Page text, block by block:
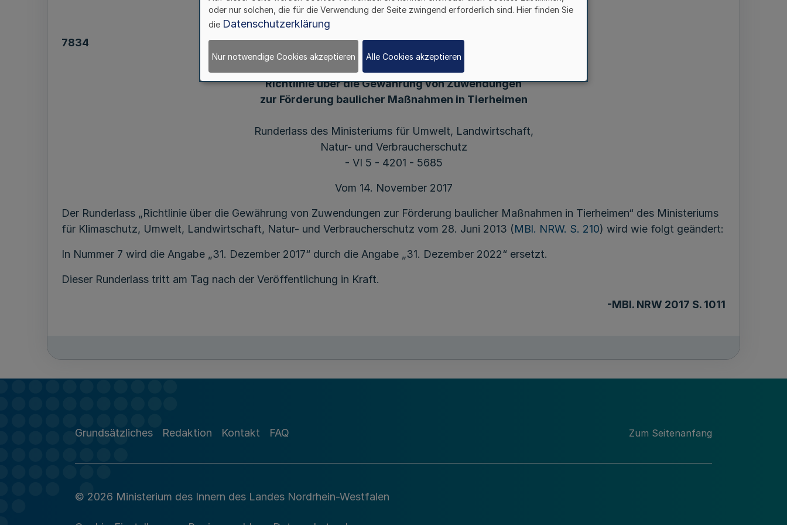
7834
Richtlinie über die Gewährung von Zuwendungen
zur Förderung baulicher Maßnahmen in Tierheimen
Runderlass des Ministeriums für Umwelt, Landwirtschaft,
Natur- und Verbraucherschutz
- VI 5 - 4201 - 5685
Vom 14. November 2017
Der Runderlass „Richtlinie über die Gewährung von Zuwendungen zur Förderung baulicher Maßnahmen in Tierheimen“ des Ministeriums
für Klimaschutz, Umwelt, Landwirtschaft, Natur- und Verbraucherschutz vom 28. Juni 2013 (MBl. NRW. S. 210) wird wie folgt geändert:
In Nummer 7 wird die Angabe „31. Dezember 2017“ durch die Angabe „31. Dezember 2022“ ersetzt.
Dieser Runderlass tritt am Tag nach der Veröffentlichung in Kraft.
-MBl. NRW 2017 S. 1011
Grundsätzliches Redaktion Kontakt FAQ Zum Seitenanfang
© 2026 Ministerium des Innern des Landes Nordrhein-Westfalen
oder nur solchen, die für die Verwendung der Seite zwingend erforderlich sind. Hier finden Sie
die Datenschutzerklärung
Nur notwendige Cookies akzeptieren Alle Cookies akzeptieren